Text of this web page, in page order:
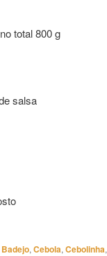
total 800 g
salsa
Badejo, Cebola, Cebolinha,